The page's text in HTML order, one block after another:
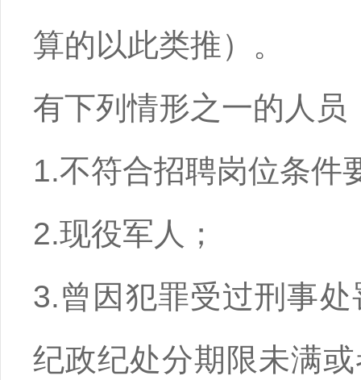
算的以此类推）。
有下列情形之一的人
1.不符合招聘岗位条件
2.现役军人；
3.曾因犯罪受过刑事
纪政纪处分期限未满